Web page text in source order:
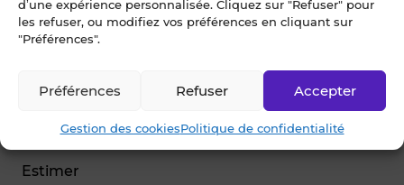
d’une expérience personnalisée. Cliquez sur "Refuser" pour
les refuser, ou modifiez vos préférences en cliquant sur
"Préférences".
Accepter
Refuser
Préférences
Gestion des cookiesPolitique de confidentialité
Vendre
Estimer